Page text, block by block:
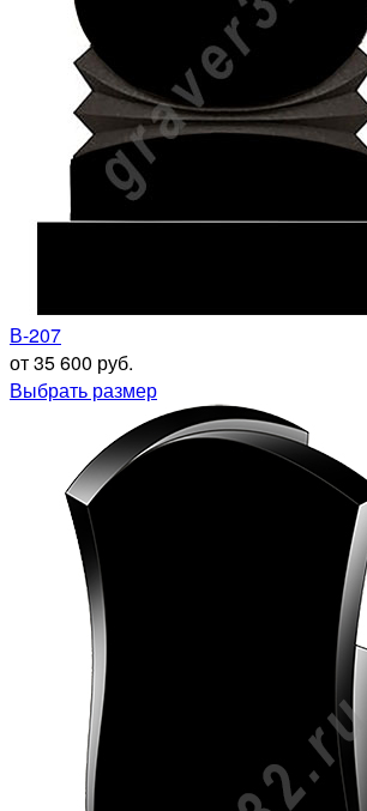
В-207
от 35 600 руб.
Выбрать размер